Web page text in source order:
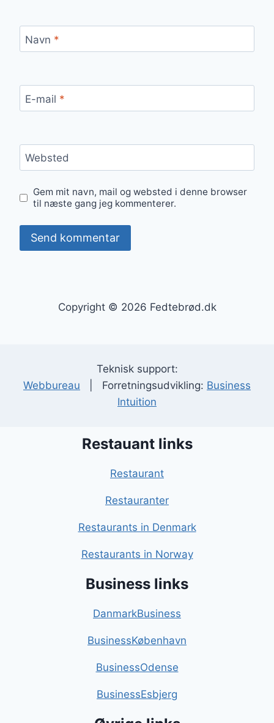
Navn *
E-mail *
Websted
Gem mit navn, mail og websted i denne browser
til næste gang jeg kommenterer.
Copyright © 2026 Fedtebrød.dk
Teknisk support:
Webbureau | Forretningsudvikling: Business
Intuition
Restauant links
Restaurant
Restauranter
Restaurants in Denmark
Restaurants in Norway
Business links
DanmarkBusiness
BusinessKøbenhavn
BusinessOdense
BusinessEsbjerg